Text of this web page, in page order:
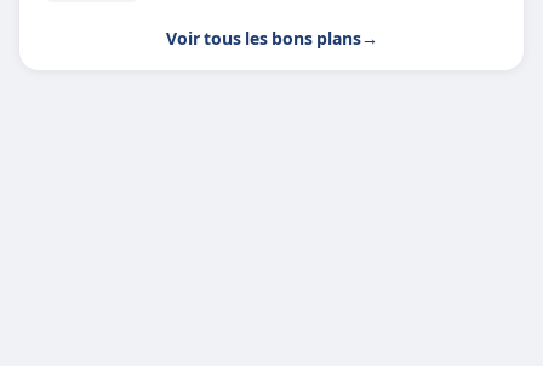
Voir tous les bons plans→